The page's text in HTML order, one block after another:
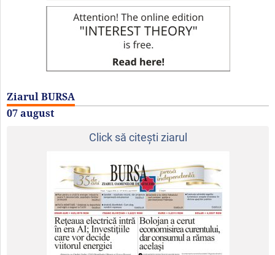
Ziarul BURSA
07 august
Click să citeşti ziarul